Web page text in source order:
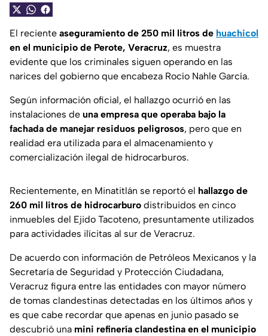
El reciente aseguramiento de 250 mil litros de huachicol
en el municipio de Perote, Veracruz, es muestra
evidente que los criminales siguen operando en las
narices del gobierno que encabeza Rocío Nahle García.
Según información oficial, el hallazgo ocurrió en las
instalaciones de una empresa que operaba bajo la
fachada de manejar residuos peligrosos, pero que en
realidad era utilizada para el almacenamiento y
comercialización ilegal de hidrocarburos.
Recientemente, en Minatitlán se reportó el hallazgo de
260 mil litros de hidrocarburo distribuidos en cinco
inmuebles del Ejido Tacoteno, presuntamente utilizados
para actividades ilícitas al sur de Veracruz.
De acuerdo con información de Petróleos Mexicanos y la
Secretaría de Seguridad y Protección Ciudadana,
Veracruz figura entre las entidades con mayor número
de tomas clandestinas detectadas en los últimos años y
es que cabe recordar que apenas en junio pasado se
descubrió una mini refinería clandestina en el municipio